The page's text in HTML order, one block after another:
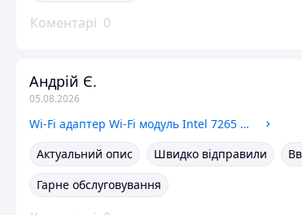
Коментарі 0
Андрій Є.
05.08.2026
Wi-Fi адаптер Wi-Fi модуль Intel 7265 7265NGW L41693-001 860883-001 H83960-008 H35123-001
Актуальний опис
Швидко відправили
Гарне обслуговування